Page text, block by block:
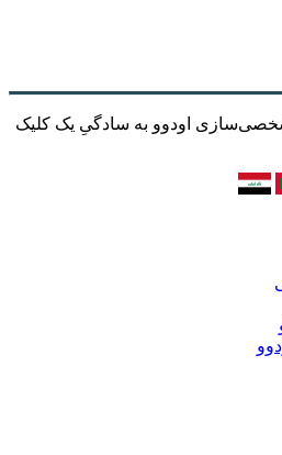
شخصی‌سازی اودوو به سادگیِ یک کلیک